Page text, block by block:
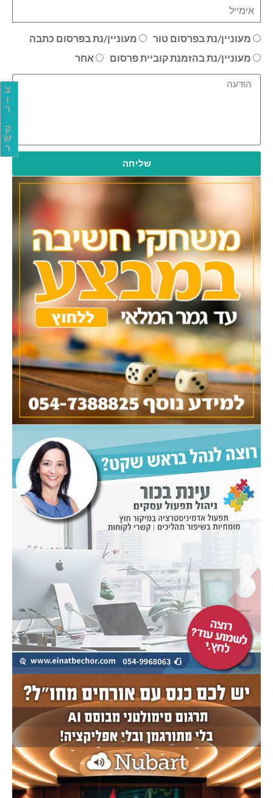
צ
ו
ר
ק
ש
ר
מעוניין/נת בפרסום טור
מעוניין/נת בפרסום כתבה
מעוניין/נת בהזמנת קוביית פרסום
אחר
שליחה